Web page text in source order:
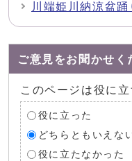
川端姫川納涼盆踊
ご意見をお聞かせく
このページは役に立
役に立った
どちらともいえな
役に立たなかった